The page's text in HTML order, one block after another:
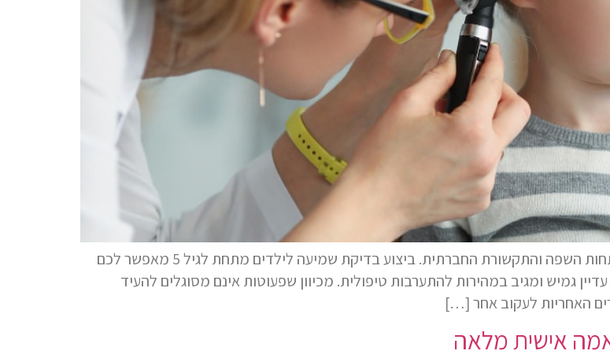
השנים הראשונות בחיי הילד מהוות חלון הזדמנויות קריטי להתפתחות השפה והתקשורת החברתית. ביצוע בדיקת שמיעה לילדים מתחת לגיל 5 מאפשר לכם
גמיש ומגיב במהירות להתערבות טיפולית. מכיוון שפעוטות אינם מסוגלים להעיד
האחריות לעקוב אחר […]
אישית מלאה